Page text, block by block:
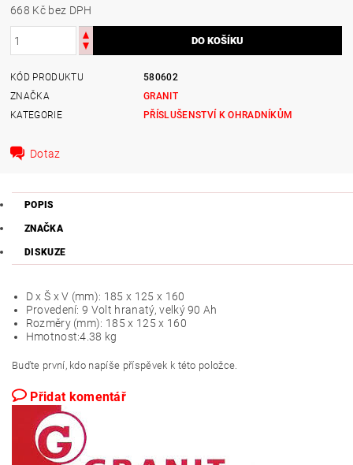
668 Kč bez DPH
KÓD PRODUKTU
580602
ZNAČKA
GRANIT
KATEGORIE
PŘÍSLUŠENSTVÍ K OHRADNÍKŮM
Dotaz
POPIS
ZNAČKA
DISKUZE
D x Š x V (mm): 185 x 125 x 160
Provedení:9 Volt hranatý, velký 90 Ah
Rozměry (mm): 185 x 125 x 160
Hmotnost:4.38 kg
Buďte první, kdo napíše příspěvek k této položce.
Přidat komentář